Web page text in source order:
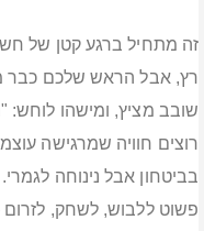
זה מתחיל ברגע קטן של
רץ, אבל הראש שלכם כבר
שובב מציץ, ומישהו
רוצים חוויה שמרגישה
בביטחון אבל נינוחה
פשוט ללבוש, לשחק,